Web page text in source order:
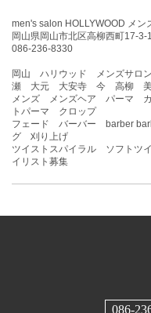
men's salon HOLLYWOOD メ
岡山県岡山市北区高柳西町17-3-
086-236-8330
岡山 ハリウッド メンズサロ
瀬 大元 大安寺 今 高柳 美
メンズ メンズヘア パーマ
トパーマ クロップ
フェード バーバー barber
グ 刈り上げ
ツイストスパイラル ソフト
イリスト募集
086-